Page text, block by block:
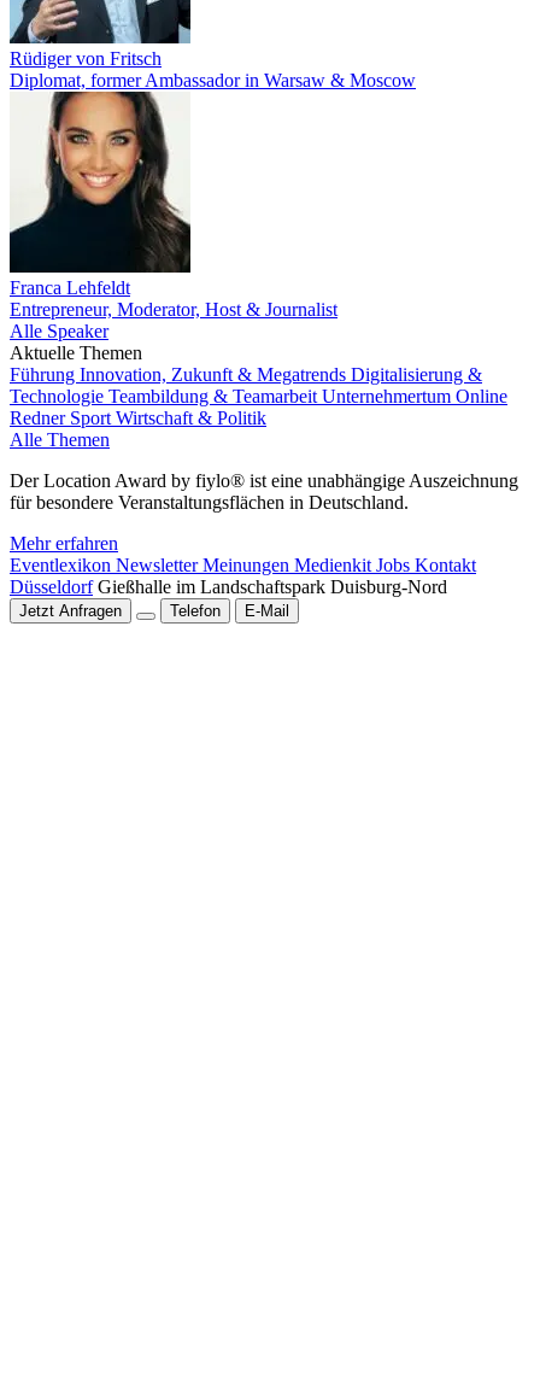
Rüdiger von Fritsch
Diplomat, former Ambassador in Warsaw & Moscow
Franca Lehfeldt
Entrepreneur, Moderator, Host & Journalist
Alle Speaker
Aktuelle Themen
Führung Innovation, Zukunft & Megatrends Digitalisierung &
Technologie Teambildung & Teamarbeit Unternehmertum Online
Redner Sport Wirtschaft & Politik
Alle Themen
Der Location Award by fiylo® ist eine unabhängige Auszeichnung
für besondere Veranstaltungsflächen in Deutschland.
Mehr erfahren
Eventlexikon NewsletterMeinungen Medienkit Jobs Kontakt
Düsseldorf Gießhalle im Landschaftspark Duisburg-Nord
Jetzt Anfragen Telefon E-Mail